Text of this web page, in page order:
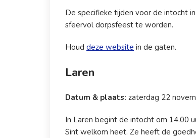
De specifieke tijden voor de intocht
sfeervol dorpsfeest te worden.
Houd deze website in de gaten.
Laren
Datum & plaats: zaterdag 22
In Laren begint de intocht om 14.00
Sint welkom heet. Ze heeft de